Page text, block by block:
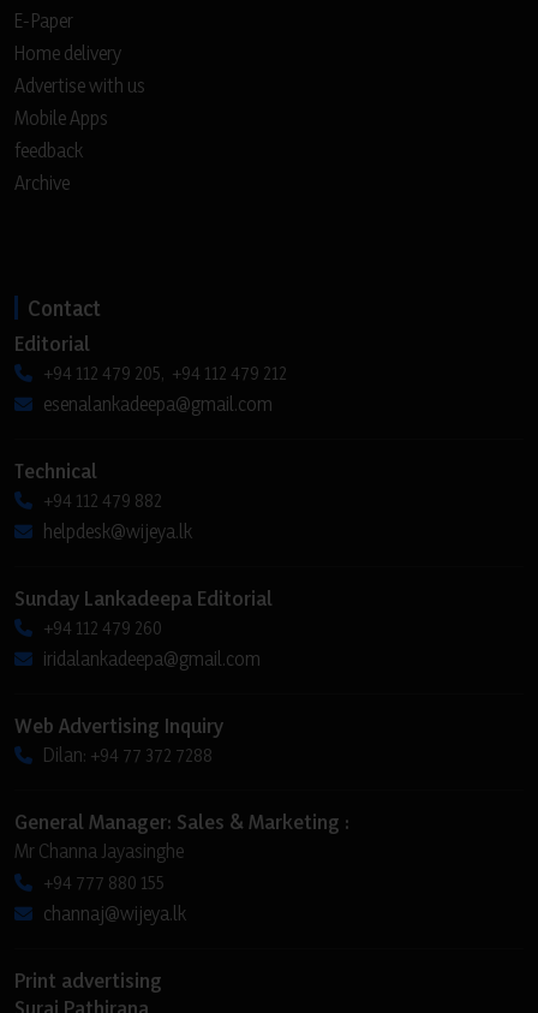
E-Paper
Home delivery
Advertise with us
Mobile Apps
feedback
Archive
Contact
Editorial
+94 112 479 205, +94 112 479 212
esenalankadeepa@gmail.com
Technical
+94 112 479 882
helpdesk@wijeya.lk
Sunday Lankadeepa Editorial
+94 112 479 260
iridalankadeepa@gmail.com
Web Advertising Inquiry
Dilan: +94 77 372 7288
General Manager: Sales & Marketing :
Mr Channa Jayasinghe
+94 777 880 155
channaj@wijeya.lk
Print advertising
Suraj Pathirana